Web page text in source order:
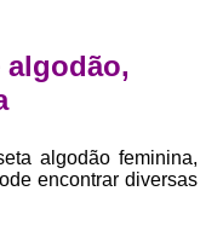
Desenvolvimento
de Estampas
Estampa de
Label
Private
para Pequenas
algodão feminina,
encontrar diversas